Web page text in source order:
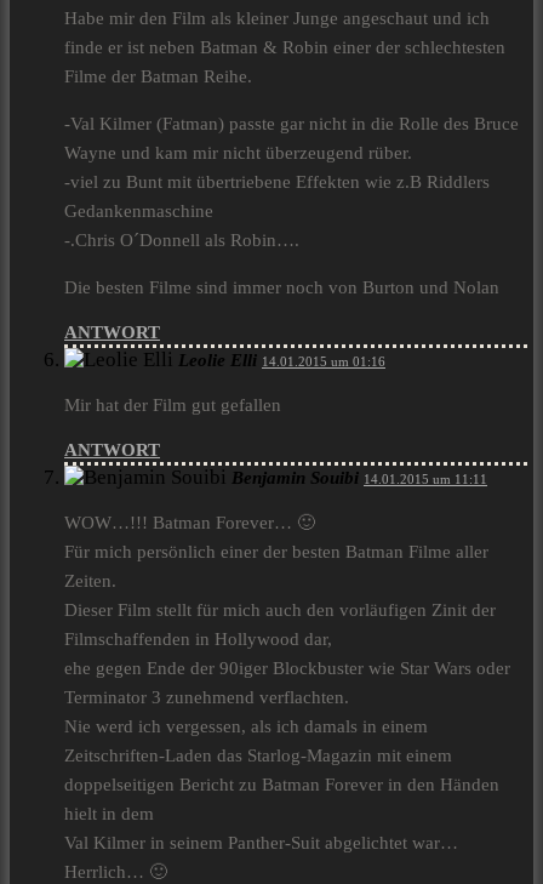
Habe mir den Film als kleiner Junge angeschaut und ich
finde er ist neben Batman & Robin einer der schlechtesten
Filme der Batman Reihe.
-Val Kilmer (Fatman) passte gar nicht in die Rolle des Bruce
Wayne und kam mir nicht überzeugend rüber.
-viel zu Bunt mit übertriebene Effekten wie z.B Riddlers
Gedankenmaschine
-.Chris O´Donnell als Robin….
Die besten Filme sind immer noch von Burton und Nolan
ANTWORT
Leolie Elli 14.01.2015 um 01:16
Mir hat der Film gut gefallen
ANTWORT
Benjamin Souibi 14.01.2015 um 11:11
WOW…!!! Batman Forever… 🙂
Für mich persönlich einer der besten Batman Filme aller
Zeiten.
Dieser Film stellt für mich auch den vorläufigen Zinit der
Filmschaffenden in Hollywood dar,
ehe gegen Ende der 90iger Blockbuster wie Star Wars oder
Terminator 3 zunehmend verflachten.
Nie werd ich vergessen, als ich damals in einem
Zeitschriften-Laden das Starlog-Magazin mit einem
doppelseitigen Bericht zu Batman Forever in den Händen
hielt in dem
Val Kilmer in seinem Panther-Suit abgelichtet war…
Herrlich… 🙂